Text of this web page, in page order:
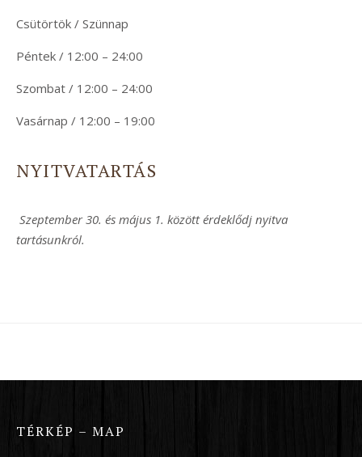
Csütörtök / Szünnap
Péntek / 12:00 – 24:00
Szombat / 12:00 – 24:00
Vasárnap / 12:00 – 19:00
NYITVATARTÁS
Szeptember 30. és május 1. között érdeklődj nyitva
tartásunkról.
TÉRKÉP – MAP